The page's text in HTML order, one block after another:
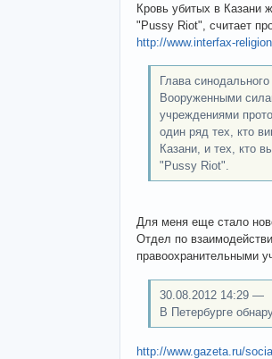
Кровь убитых в Казани
"Pussy Riot", считает
http://www.interfax-
Глава
Вооруженными
учреждениями
один ряд тех, кто
Казани, и тех, кто
"Pussy Riot".
Для меня еще стало
Отдел по
правоохранительными
30.08.2012 14:29 —
В Петербурге
http://www.gazeta.ru/